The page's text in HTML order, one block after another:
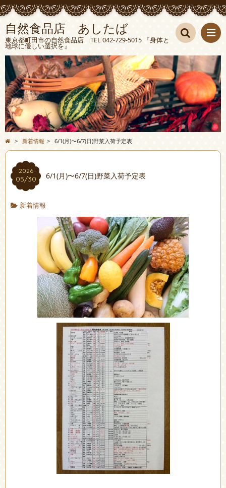
自然食品店 あしたば
東京都町田市の自然食品店 TEL 042-729-5015 『身体と
地球に優しい選択を』 検索
> 新着情報 > 6/1(月)〜6/7(日)野菜入荷予定表
2026
05/30 6/1(月)〜6/7(日)野菜入荷予定表
新着情報